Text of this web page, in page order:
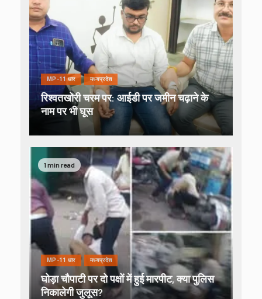
MP-11 धार मध्यप्रदेश
रिश्वतखोरी चरम पर: आईडी पर जमीन चढ़ाने के
नाम पर भी घूस
1 min read
MP-11 धार मध्यप्रदेश
घोड़ा चौपाटी पर दो पक्षों में हुई मारपीट, क्या पुलिस
निकालेगी जुलूस?